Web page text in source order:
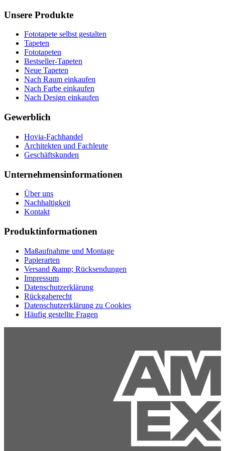
Unsere Produkte
Fototapete selbst gestalten
Tapeten
Fototapeten
Bestseller-Tapeten
Neue Tapeten
Nach Raum einkaufen
Nach Farbe einkaufen
Nach Design einkaufen
Gewerblich
Hovia-Fachhandel
Architekten und Fachleute
Geschäftskunden
Unternehmensinformationen
Über uns
Nachhaltigkeit
Kontakt
Produktinformationen
Maßaufnahme und Montage
Papierarten
Versand &amp; Rücksendungen
Impressum
Datenschutzerklärung
Rückgaberecht
Datenschutzerklärung zu Cookies
Häufig gestellte Fragen